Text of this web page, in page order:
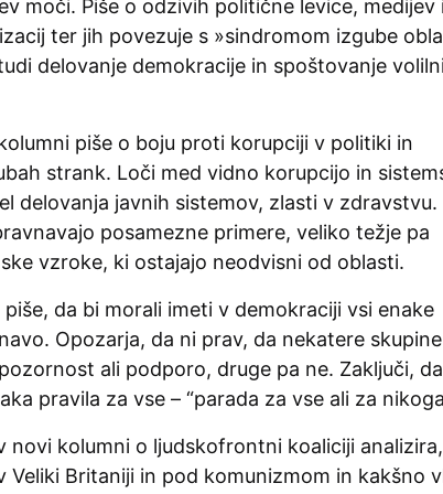
moči. Piše o odzivih politične levice, medijev
ter jih povezuje s »sindromom izgube
delovanje demokracije in spoštovanje
piše o boju proti korupciji v politiki in
strank. Loči med vidno korupcijo in
delovanja javnih sistemov, zlasti v zdravstvu.
posamezne primere, veliko težje pa
vzroke, ki ostajajo neodvisni od oblasti.
da bi morali imeti v demokraciji vsi enake
Opozarja, da ni prav, da nekatere skupine
ali podporo, druge pa ne. Zaključi,
pravila za vse – “parada za vse ali za
novi kolumni o ljudskofrontni koaliciji
Veliki Britaniji in pod komunizmom in kakšno